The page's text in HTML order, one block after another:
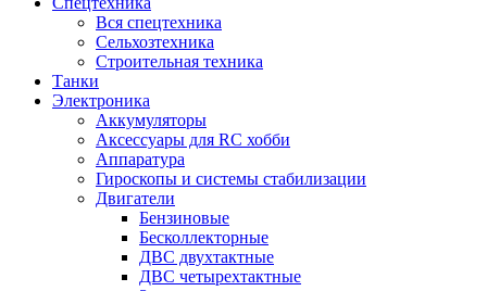
Вся спецтехника
Сельхозтехника
Строительная техника
Танки
Электроника
Аккумуляторы
Аксессуары для RC хобби
Аппаратура
Гироскопы и системы стабилизации
Двигатели
Бензиновые
Бесколлекторные
ДВС двухтактные
ДВС четырехтактные